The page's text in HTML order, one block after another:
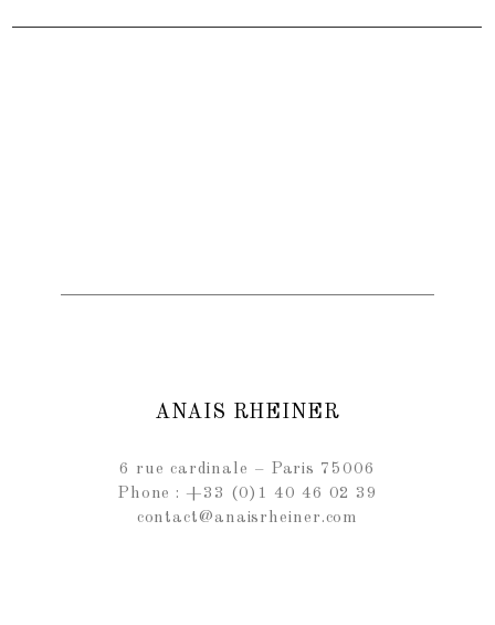
ANAIS RHEINER
6 rue cardinale – Paris 75006
Phone : +33 (0)1 40 46 02 39
contact@anaisrheiner.com